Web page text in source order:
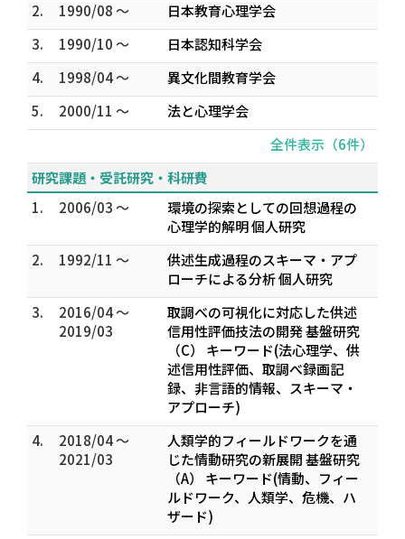
2.
1990/08 ～
日本教育心理学会
3.
1990/10 ～
日本認知科学会
4.
1998/04 ～
異文化間教育学会
5.
2000/11 ～
法と心理学会
全件表示（6件）
研究課題・受託研究・科研費
1.
2006/03 ～
環境の探索としての回想過程の
心理学的解明 個人研究
2.
1992/11 ～
供述生成過程のスキーマ・アプ
ローチによる分析 個人研究
3.
2016/04 ～
2019/03
取調べの可視化に対応した供述
信用性評価技法の開発 基盤研究
（C） キーワード(法心理学、供
述信用性評価、取調べ録画記
録、非言語的情報、スキーマ・
アプローチ)
4.
2018/04 ～
2021/03
人類学的フィールドワークを通
じた情動研究の新展開 基盤研究
（A） キーワード(情動、フィー
ルドワーク、人類学、危機、ハ
ザード)